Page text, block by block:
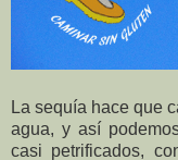
La sequía hace que
agua, y así
casi petrificados,